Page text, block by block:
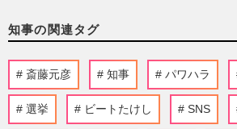
知事の関連タグ
斎藤元彦 知事 パワハラ
選挙 ビートたけし SNS